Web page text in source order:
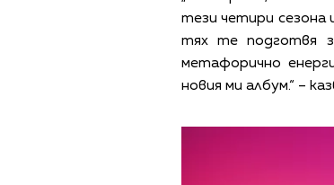
тези четири сезона
тях те подготвя
метафорично
новия ми албум.“ –